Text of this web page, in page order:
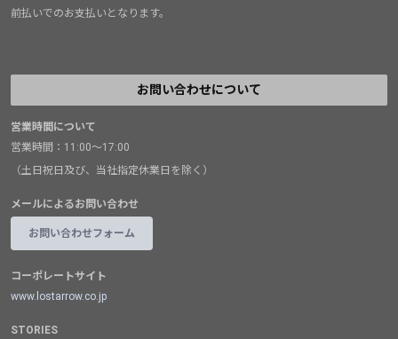
前払いでのお支払いとなります。
お問い合わせについて
営業時間について
営業時間：11:00～17:00
（土日祝日及び、当社指定休業日を除く）
メールによるお問い合わせ
お問い合わせフォーム
コーポレートサイト
www.lostarrow.co.jp
STORIES